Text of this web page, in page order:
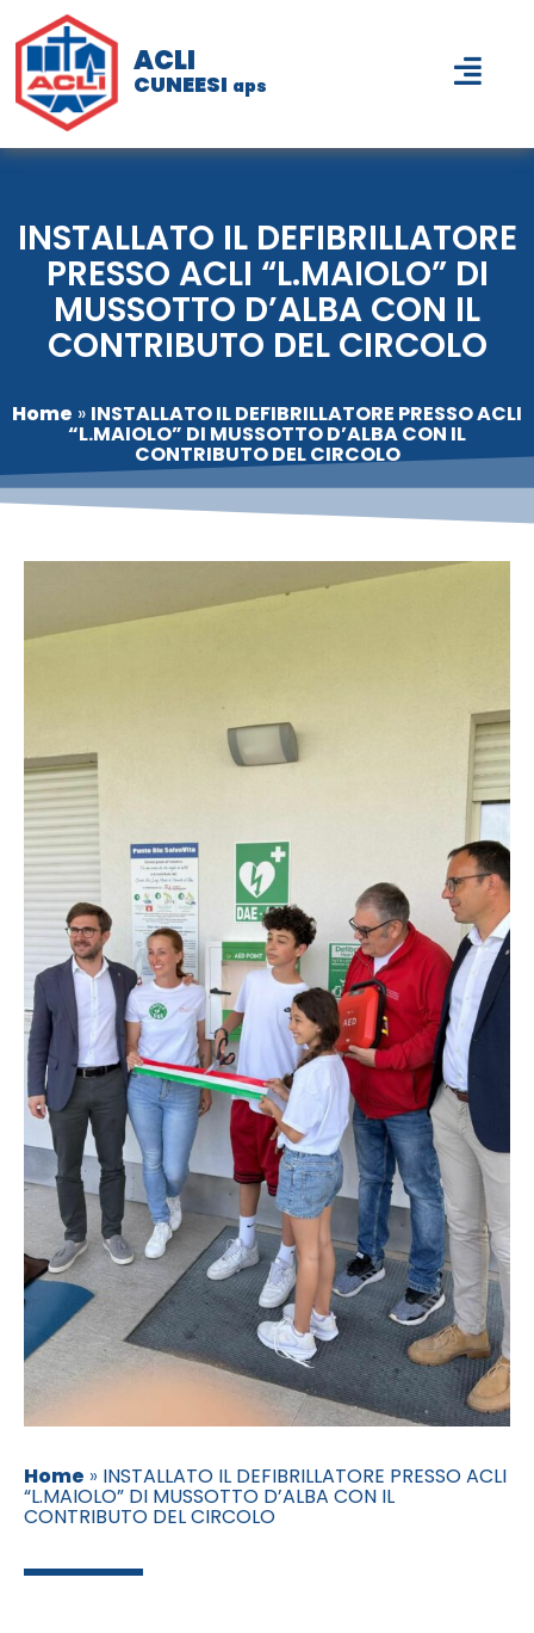
ACLI
CUNEESI aps
INSTALLATO IL DEFIBRILLATORE
PRESSO ACLI “L.MAIOLO” DI
MUSSOTTO D’ALBA CON IL
CONTRIBUTO DEL CIRCOLO
Home » INSTALLATO IL DEFIBRILLATORE PRESSO ACLI
“L.MAIOLO” DI MUSSOTTO D’ALBA CON IL
CONTRIBUTO DEL CIRCOLO
Home » INSTALLATO IL DEFIBRILLATORE PRESSO ACLI
“L.MAIOLO” DI MUSSOTTO D’ALBA CON IL
CONTRIBUTO DEL CIRCOLO